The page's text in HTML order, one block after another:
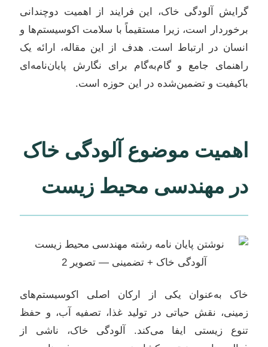
گرایش آلودگی خاک، این فرایند از اهمیت دوچندانی
برخوردار است، زیرا مستقیماً با سلامت اکوسیستم‌ها و
انسان در ارتباط است. هدف از این مقاله، ارائه یک
راهنمای جامع و گام‌به‌گام برای نگارش پایان‌نامه‌ای
باکیفیت و تضمین‌شده در این حوزه است.
اهمیت موضوع آلودگی خاک
در مهندسی محیط زیست
خاک به‌عنوان یکی از ارکان اصلی اکوسیستم‌های
زمینی، نقش حیاتی در تولید غذا، تصفیه آب، و حفظ
تنوع زیستی ایفا می‌کند. آلودگی خاک، ناشی از